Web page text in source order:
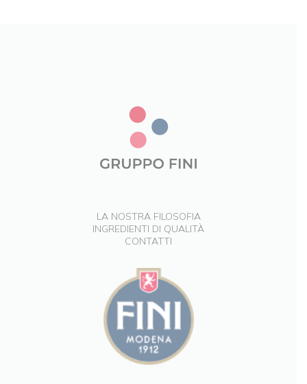
LA NOSTRA FILOSOFIA
INGREDIENTI DI QUALITÀ
CONTATTI